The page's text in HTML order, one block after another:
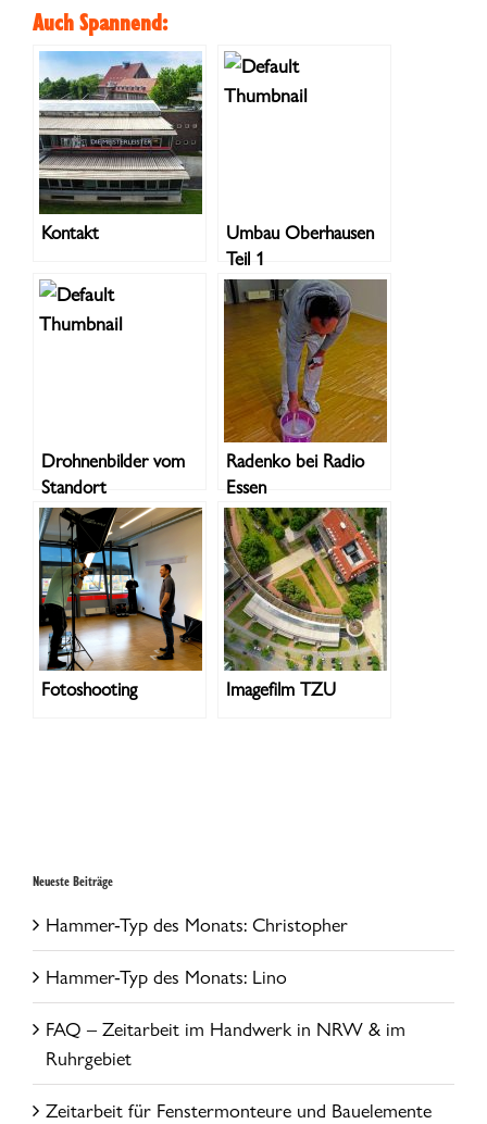
Auch Spannend:
Kontakt
Umbau Oberhausen
Teil 1
Drohnenbilder vom
Standort
Recklinghausen
Radenko bei Radio
Essen
Fotoshooting Imagefilm TZU
Neueste Beiträge
Hammer-Typ des Monats: Christopher
Hammer-Typ des Monats: Lino
FAQ – Zeitarbeit im Handwerk in NRW & im
Ruhrgebiet
Zeitarbeit für Fenstermonteure und Bauelemente